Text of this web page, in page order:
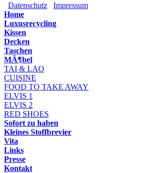
Datenschutz
Impressum
Home
Luxusrecycling
Kissen
Decken
Taschen
MÃ¶bel
TAI & LAO
CUISINE
FOOD TO TAKE AWAY
ELVIS 1
ELVIS 2
RED SHOES
Sofort zu haben
Kleines Stoffbrevier
Vita
Links
Presse
Kontakt